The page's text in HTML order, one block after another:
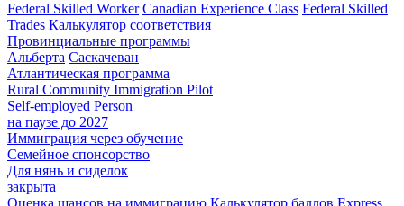
Federal Skilled Worker Canadian Experience Class Federal Skilled
Trades Калькулятор соответствия
Провинциальные программы
Альберта Саскачеван
Атлантическая программа
Rural Community Immigration Pilot
Self-employed Person
на паузе до 2027
Иммиграция через обучение
Семейное спонсорство
Для нянь и сиделок
закрыта
Оценка шансов на иммиграцию Калькулятор баллов Express